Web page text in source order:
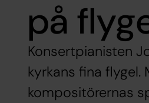
på
Konsertpianisten
kyrkans fina flygel.
kompositörernas